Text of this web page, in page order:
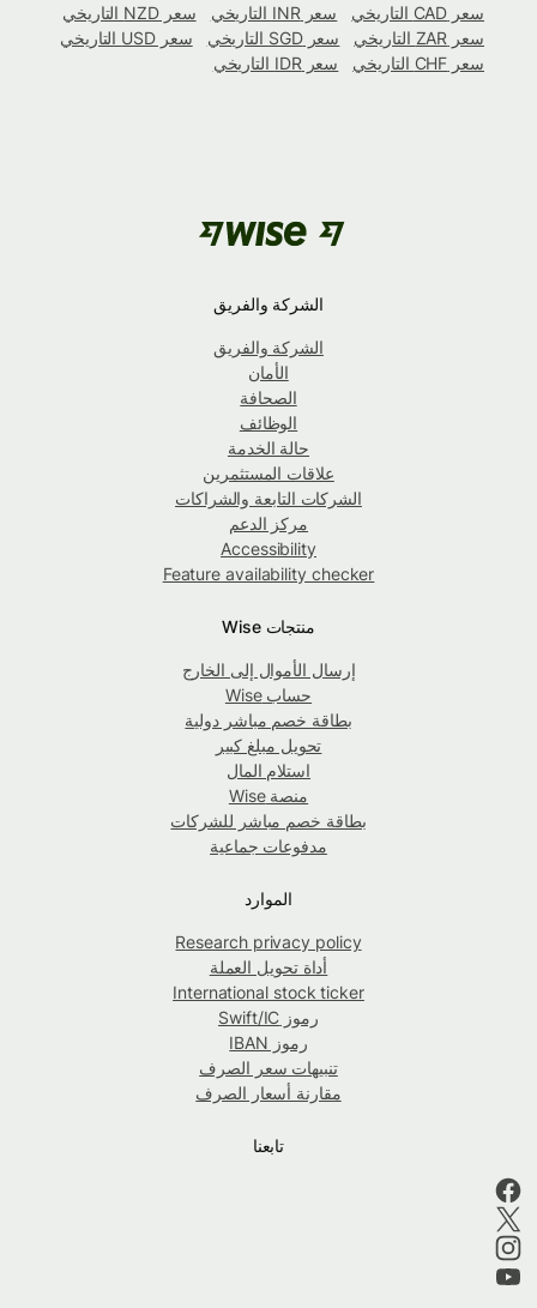
سعر CAD التاريخي
سعر INR التاريخي
سعر NZD التاريخي
سعر ZAR التاريخي
سعر SGD التاريخي
سعر USD التاريخي
سعر CHF التاريخي
سعر IDR التاريخي
الشركة والفريق
الشركة والفريق
الأمان
الصحافة
الوظائف
حالة الخدمة
علاقات المستثمرين
الشركات التابعة والشراكات
مركز الدعم
Accessibility
Feature availability checker
منتجات Wise
إرسال الأموال إلى الخارج
حساب Wise
بطاقة خصم مباشر دولية
تحويل مبلغ كبير
استلام المال
منصة Wise
بطاقة خصم مباشر للشركات
مدفوعات جماعية
الموارد
Research privacy policy
أداة تحويل العملة
International stock ticker
رموز Swift/IC
رموز IBAN
تنبيهات سعر الصرف
مقارنة أسعار الصرف
تابعنا